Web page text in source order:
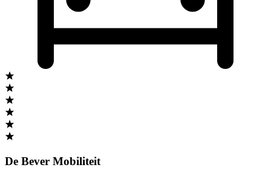
De Bever Mobiliteit